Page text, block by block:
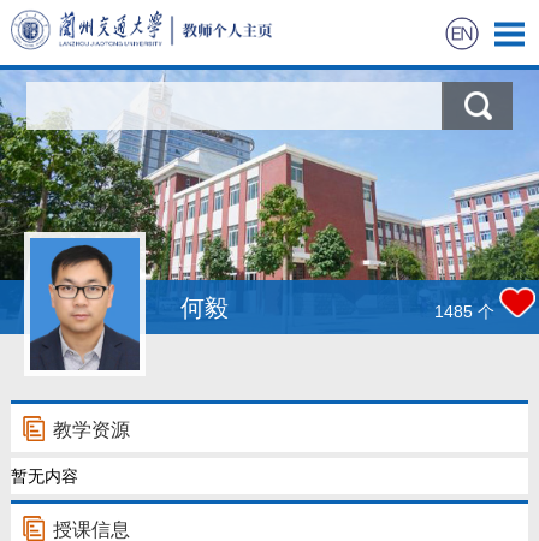
首页
科学研究
教学研究
获奖信息
招生信息
学生信息
我的相册
何毅 1485 个
教学资源
暂无内容
授课信息